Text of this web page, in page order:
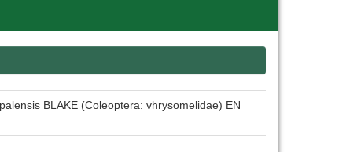
BLAKE (Coleoptera: vhrysomelidae) EN